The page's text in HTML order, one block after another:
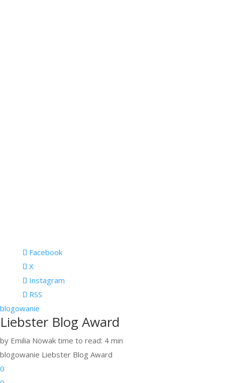
Facebook
X
Instagram
RSS
blogowanie
Liebster Blog Award
by Emilia Nowak time to read: 4 min
blogowanie Liebster Blog Award
0